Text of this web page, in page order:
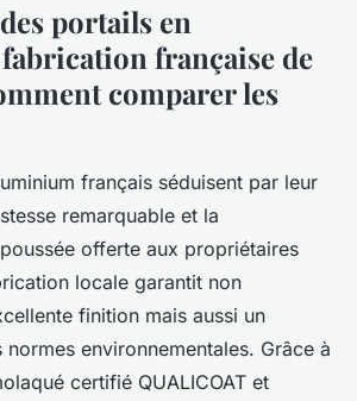
portails en
française de
comparer les
français séduisent par leur
remarquable et la
offerte aux propriétaires
locale garantit non
finition mais aussi un
environnementales. Grâce à
certifié QUALICOAT et